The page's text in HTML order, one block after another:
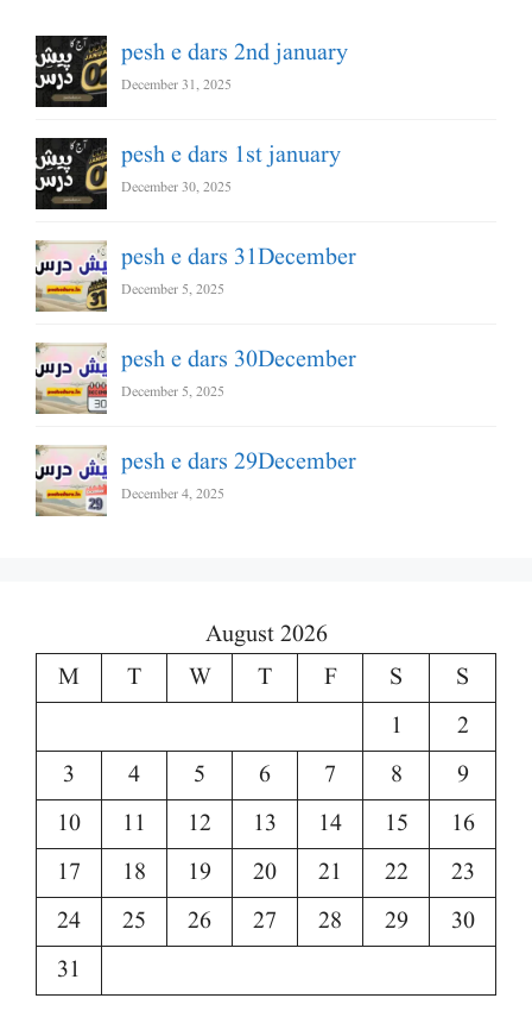
pesh e dars 2nd january
December 31, 2025
pesh e dars 1st january
December 30, 2025
pesh e dars 31December
December 5, 2025
pesh e dars 30December
December 5, 2025
pesh e dars 29December
December 4, 2025
August 2026
M
T W T F S
S
1
2
3
4 5 6 7 8
9
10
11 12 13 14 15
16
17
18 19 20 21 22
23
24
25 26 27 28 29
30
31